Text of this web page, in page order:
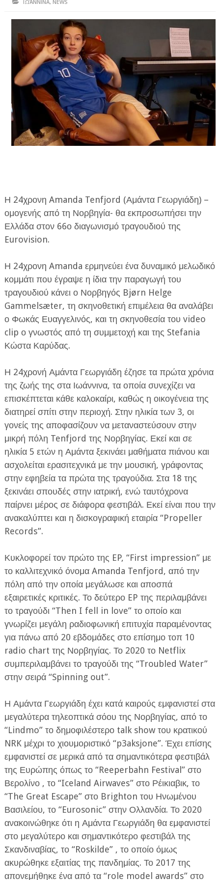
ΗΠΕΙΡΟΣ
ΑΡΤΑ
ΙΩΑΝΝΙΝΑ
ΘΕΣΠΡΩΤΙΑ
ΙΟΝΙΑ ΝΗΣΙΑ
ΚΑΙ ΕΛΛΑΔΑ
ΥΓΕΙΑ-ΟΜΟΡΦΙΑ
ΤΕΧΝΟΛΟΓΙΑ
ΔΙΕΘΝΗ
ΕΦΗΜΕΡΙΔΑ Η ΠΑΡΓΑ
ΠΛΗΡΟΦΟΡΙΕΣ
ΙΩΆΝΝΙΝΑ, NEWS
Η 24χρονη Amanda Tenfjord (Αμάντα Γεωργιάδη) –
ομογενής από τη Νορβηγία- θα εκπροσωπήσει την
Ελλάδα στον 66ο διαγωνισμό τραγουδιού της
Eurovision.
Η 24χρονη Amanda ερμηνεύει ένα δυναμικό μελωδικό
κομμάτι που έγραψε η ίδια την παραγωγή του
τραγουδιού κάνει ο Νορβηγός Bjørn Helge
Gammelsæter, τη σκηνοθετική επιμέλεια θα αναλάβει
ο Φωκάς Ευαγγελινός, και τη σκηνοθεσία του video
clip ο γνωστός από τη συμμετοχή και της Stefania
Κώστα Καρύδας.
Η 24χρονή Αμάντα Γεωργιάδη έζησε τα πρώτα χρόνια
της ζωής της στα Ιωάννινα, τα οποία συνεχίζει να
επισκέπτεται κάθε καλοκαίρι, καθώς η οικογένεια της
διατηρεί σπίτι στην περιοχή. Στην ηλικία των 3, οι
γονείς της αποφασίζουν να μεταναστεύσουν στην
μικρή πόλη Tenfjord της Νορβηγίας. Εκεί και σε
ηλικία 5 ετών η Αμάντα ξεκινάει μαθήματα πιάνου και
ασχολείται ερασιτεχνικά με την μουσική, γράφοντας
στην εφηβεία τα πρώτα της τραγούδια. Στα 18 της
ξεκινάει σπουδές στην ιατρική, ενώ ταυτόχρονα
παίρνει μέρος σε διάφορα φεστιβάλ. Εκεί είναι που την
ανακαλύπτει και η δισκογραφική εταιρία “Propeller
Records”.
Κυκλοφορεί τον πρώτο της EP, “First impression” με
το καλλιτεχνικό όνομα Amanda Tenfjord, από την
πόλη από την οποία μεγάλωσε και αποσπά
εξαιρετικές κριτικές. Το δεύτερο EP της περιλαμβάνει
το τραγούδι “Then I fell in love” το οποίο και
γνωρίζει μεγάλη ραδιοφωνική επιτυχία παραμένοντας
για πάνω από 20 εβδομάδες στο επίσημο τοπ 10
radio chart της Νορβηγίας. Το 2020 το Netflix
συμπεριλαμβάνει το τραγούδι της “Troubled Water”
στην σειρά “Spinning out”.
Η Αμάντα Γεωργιάδη έχει κατά καιρούς εμφανιστεί στα
μεγαλύτερα τηλεοπτικά σόου της Νορβηγίας, από το
“Lindmo” το δημοφιλέστερο talk show του κρατικού
NRK μέχρι το χιουμοριστικό “p3aksjone”. Έχει επίσης
εμφανιστεί σε μερικά από τα σημαντικότερα φεστιβάλ
της Ευρώπης όπως το “Reeperbahn Festival” στο
Βερολίνο , το “Iceland Airwaves” στο Ρέικιαβικ, το
“The Great Escape” στο Brighton του Ηνωμένου
Βασιλείου, το “Eurosonic” στην Ολλανδία. Το 2020
ανακοινώθηκε ότι η Αμάντα Γεωργιάδη θα εμφανιστεί
στο μεγαλύτερο και σημαντικότερο φεστιβάλ της
Σκανδιναβίας, το “Roskilde” , το οποίο όμως
ακυρώθηκε εξαιτίας της πανδημίας. Το 2017 της
απονεμήθηκε ένα από τα “role model awards” στο